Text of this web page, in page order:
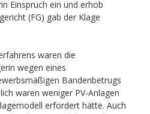
Einspruch ein und erhob
(FG) gab der Klage
waren die
wegen eines
Bandenbetrugs
waren weniger PV-Anlagen
erfordert hätte. Auch